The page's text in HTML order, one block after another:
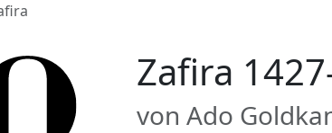
Zafira
von Ado